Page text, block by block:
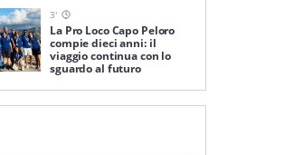
3'
La Pro Loco Capo Peloro
compie dieci anni: il
viaggio continua con lo
sguardo al futuro